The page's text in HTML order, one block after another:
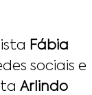
Fábia
sociais e
Arlindo